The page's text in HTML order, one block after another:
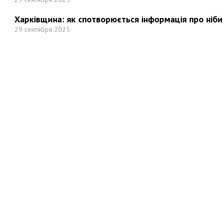
Харківщина: як спотворюється інформація про
29 сентября 2025